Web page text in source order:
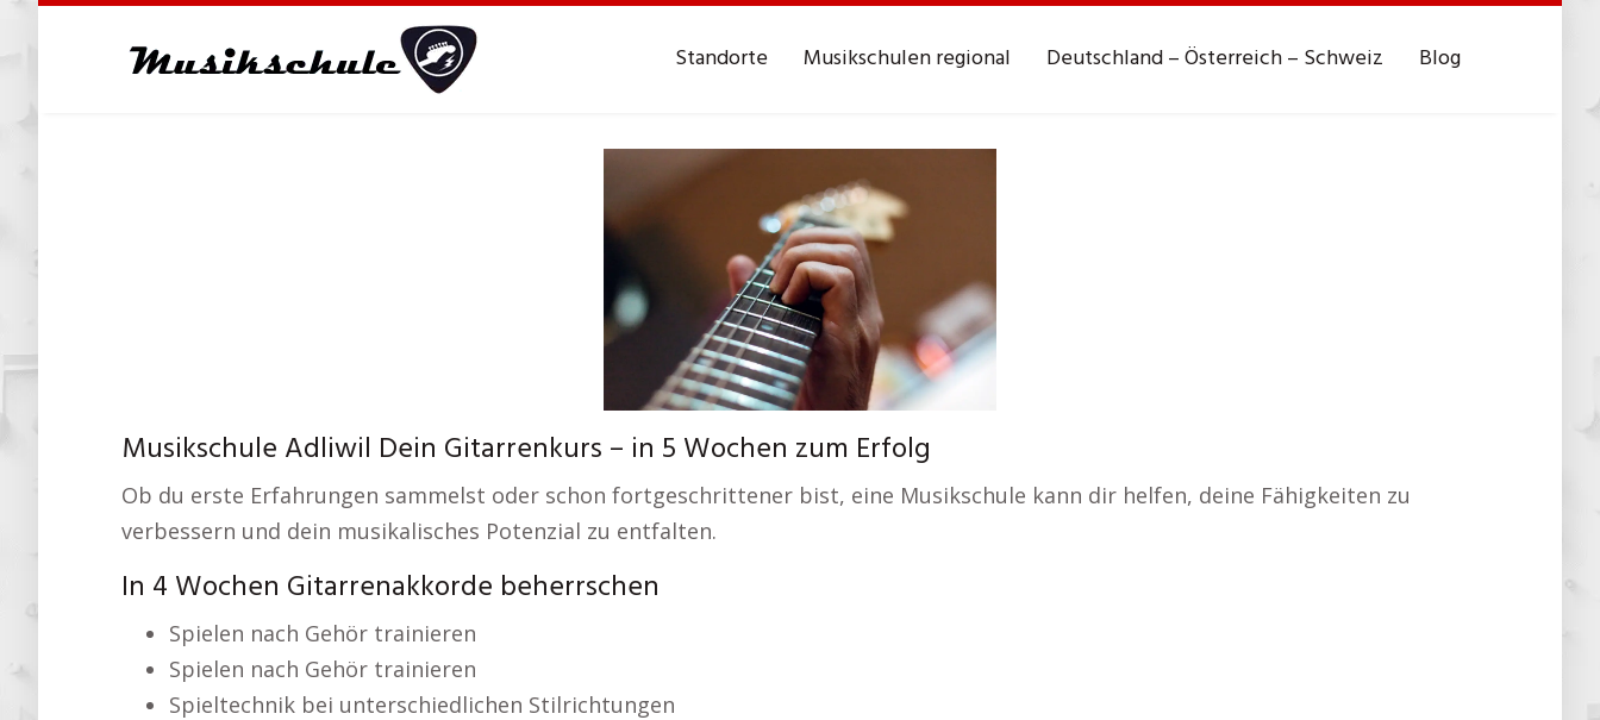
content
Standorte Musikschulen regional Deutschland – Österreich – Schweiz Blog
Musikschule Adliwil Dein Gitarrenkurs – in 5 Wochen zum Erfolg
Ob du erste Erfahrungen sammelst oder schon fortgeschrittener bist, eine Musikschule kann dir helfen, deine Fähigkeiten zu
verbessern und dein musikalisches Potenzial zu entfalten.
In 4 Wochen Gitarrenakkorde beherrschen
Spielen nach Gehör trainieren
Spielen nach Gehör trainieren
Spieltechnik bei unterschiedlichen Stilrichtungen